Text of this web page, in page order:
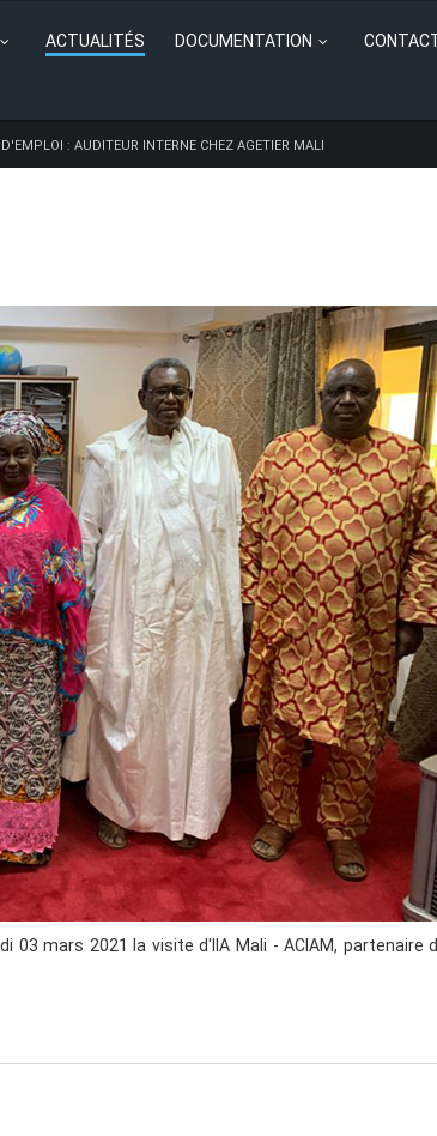
ACTUALITÉS DOCUMENTATION
: AUDITEUR INTERNE CHEZ AGETIER MALI
le Colonel Assimi Goita, IIA Mali - ACIAM a
Cellule Nationale de Traitement des Informations
03 mars 2021 la visite d'IIA Mali - ACIAM, partenaire